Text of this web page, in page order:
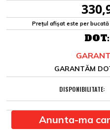
Prețul afișat este per
DOT:
GARANTĂM
DISPONIBILITATE:
Anunta-ma